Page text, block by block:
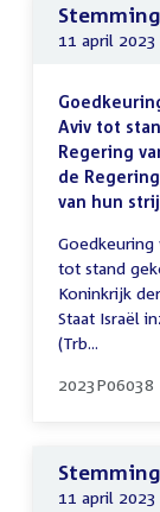
11 april 2023
Aviv tot
Regering
de
van hun
tot stand
Koninkrijk
Staat Israël
(Trb...
2023P06038
11 april 2023